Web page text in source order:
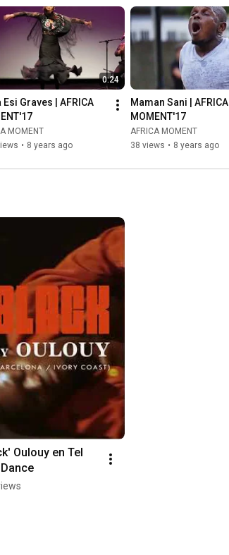
0:24
Esi Graves | AFRICA
MOMENT
• 8 years ago
Maman Sani | AFRICA
MOMENT'17
AFRICA MOMENT
38 views • 8 years ago
Oulouy en Tel